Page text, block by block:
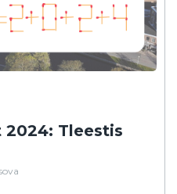
Tleestis